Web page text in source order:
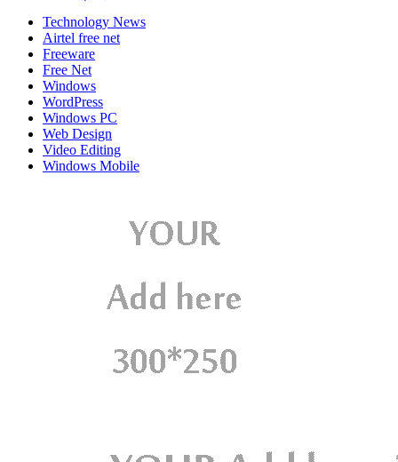
Technology News
Airtel free net
Freeware
Free Net
Windows
WordPress
Windows PC
Web Design
Video Editing
Windows Mobile